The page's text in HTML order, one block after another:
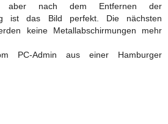
aber nach dem Entfernen der
ist das Bild perfekt. Die nächsten
keine Metallabschirmungen mehr
PC-Admin aus einer Hamburger